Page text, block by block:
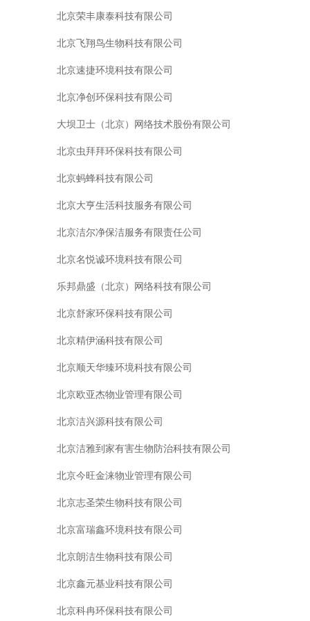
北京荣丰康泰科技有限公司
北京飞翔鸟生物科技有限公司
北京速捷环境科技有限公司
北京净创环保科技有限公司
大坝卫士（北京）网络技术股份有限公司
北京虫拜拜环保科技有限公司
北京蚂蜂科技有限公司
北京大亨生活科技服务有限公司
北京洁尔净保洁服务有限责任公司
北京名悦诚环境科技有限公司
乐邦鼎盛（北京）网络科技有限公司
北京舒家环保科技有限公司
北京精伊涵科技有限公司
北京顺天华臻环境科技有限公司
北京欧亚杰物业管理有限公司
北京洁兴源科技有限公司
北京洁雅到家有害生物防治科技有限公司
北京今旺金涞物业管理有限公司
北京志圣荣生物科技有限公司
北京富瑞鑫环境科技有限公司
北京朗洁生物科技有限公司
北京鑫元基业科技有限公司
北京科冉环保科技有限公司